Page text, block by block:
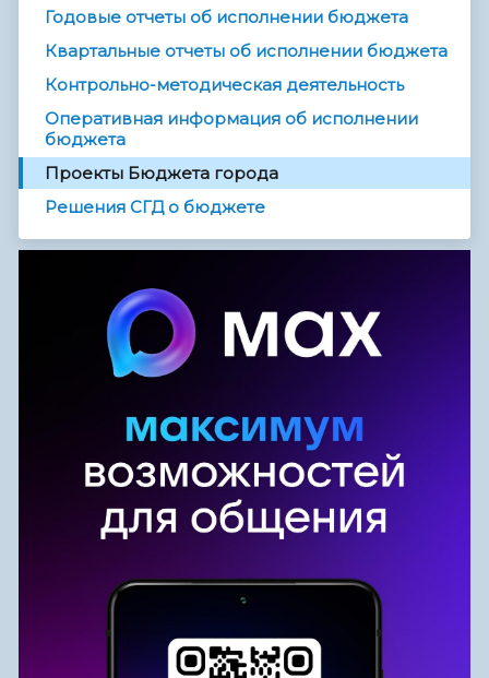
Годовые отчеты об исполнении бюджета
Квартальные отчеты об исполнении бюджета
Контрольно-методическая деятельность
Оперативная информация об исполнении
бюджета
Проекты Бюджета города
Решения СГД о бюджете